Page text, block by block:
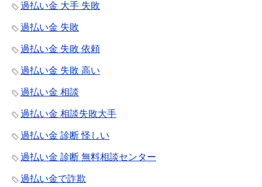
過払い金 大手 失敗
過払い金 失敗
過払い金 失敗 依頼
過払い金 失敗 高い
過払い金 相談
過払い金 相談失敗大手
過払い金 診断 怪しい
過払い金 診断 無料相談センター
過払い金で詐欺